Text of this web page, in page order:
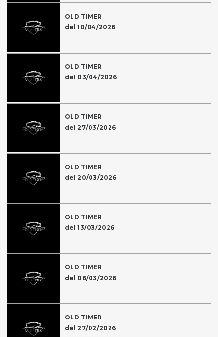
OLD TIMER
del 10/04/2026
OLD TIMER
del 03/04/2026
OLD TIMER
del 27/03/2026
OLD TIMER
del 20/03/2026
OLD TIMER
del 13/03/2026
OLD TIMER
del 06/03/2026
OLD TIMER
del 27/02/2026